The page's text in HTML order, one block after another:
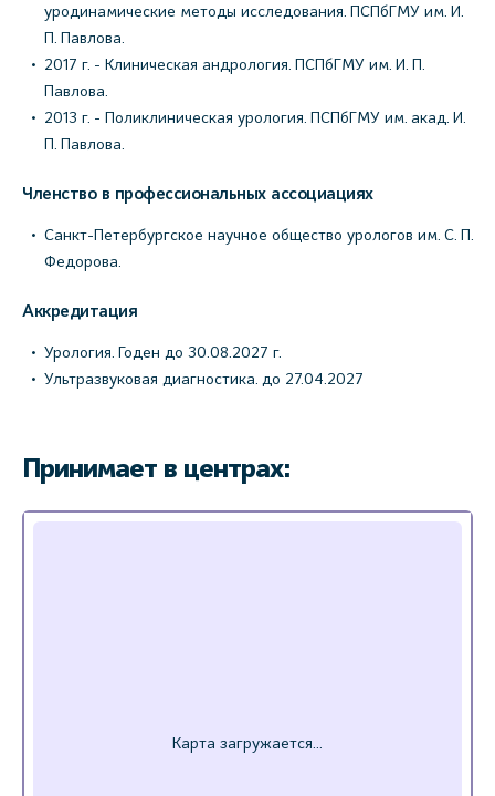
уродинамические методы исследования. ПСПбГМУ им. И.
П. Павлова.
2017 г. - Клиническая андрология. ПСПбГМУ им. И. П.
Павлова.
2013 г. - Поликлиническая урология. ПСПбГМУ им. акад. И.
П. Павлова.
Членство в профессиональных ассоциациях
Санкт-Петербургское научное общество урологов им. С. П.
Федорова.
Аккредитация
Урология. Годен до 30.08.2027 г.
Ультразвуковая диагностика. до 27.04.2027
Принимает в центрах: